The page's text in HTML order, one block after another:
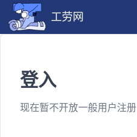
工劳网
登入
现在暂不开放一般用户注册